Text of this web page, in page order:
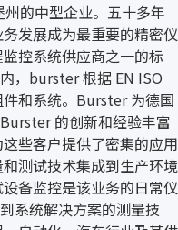
的中型企业。五十多年
发展成为最重要的精密仪
控系统供应商之一的标
，burster 根据 EN ISO
和系统。Burster 为德国
的创新和经验丰富
些客户提供了密集的应用
测试技术集成到生产环境
备监控是该业务的日常仪
系统解决方案的测量技